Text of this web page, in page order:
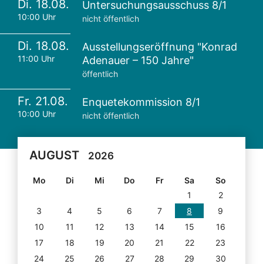
Di. 18.08.
10:00 Uhr
Untersuchungsausschuss 8/1
nicht öffentlich
Di. 18.08.
11:00 Uhr
Ausstellungseröffnung "Konrad
Adenauer – 150 Jahre"
öffentlich
Fr. 21.08.
10:00 Uhr
Enquetekommission 8/1
nicht öffentlich
AUGUST 2026
Mo Di Mi Do Fr Sa
So
1
2
3
4 5 6 7 8
9
10
11 12 13 14 15
16
17
18 19 20 21 22
23
24
25 26 27 28 29
30